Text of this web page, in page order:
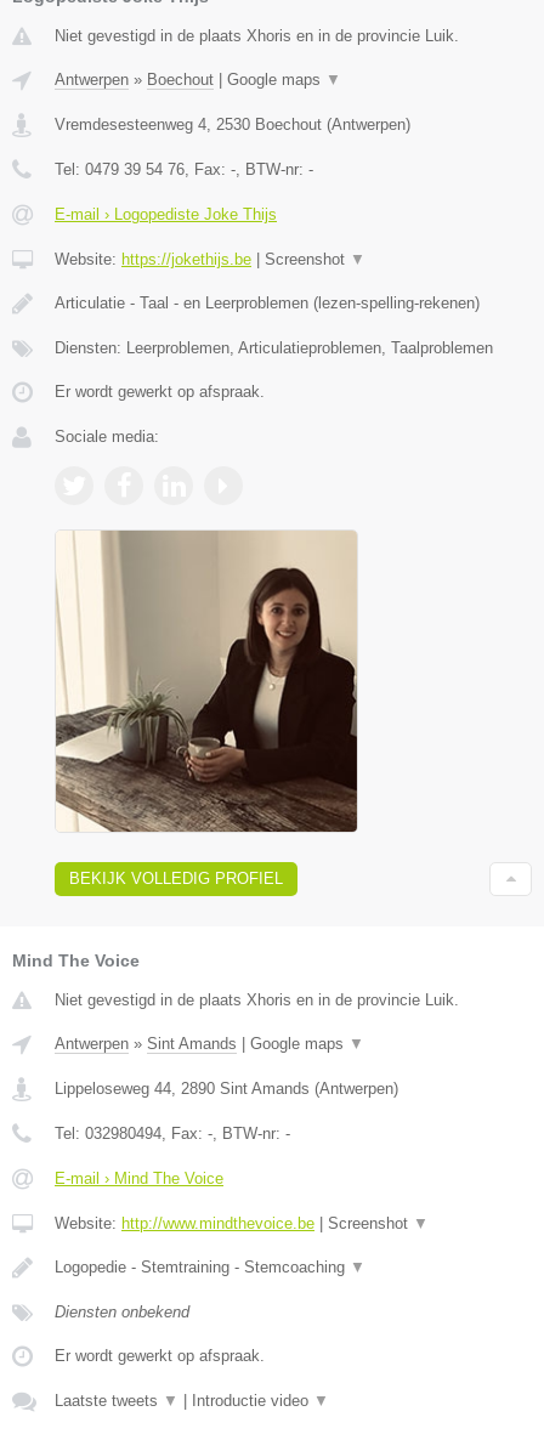
Niet gevestigd in de plaats Xhoris en in de provincie Luik.
Antwerpen » Boechout | Google maps ▼
Vremdesesteenweg 4 2530 Boechout (Antwerpen)
Tel: 0479 39 54 76 , Fax: - , BTW-nr: -
E-mail › Logopediste Joke Thijs
Website: https://jokethijs.be | Screenshot ▼
Articulatie - Taal - en Leerproblemen (lezen-spelling-rekenen)
Diensten: Leerproblemen, Articulatieproblemen, Taalproblemen
Er wordt gewerkt op afspraak.
Sociale media:
BEKIJK VOLLEDIG PROFIEL
Mind The Voice
Niet gevestigd in de plaats Xhoris en in de provincie Luik.
Antwerpen » Sint Amands | Google maps ▼
Lippeloseweg 44 2890 Sint Amands (Antwerpen)
Tel: 032980494 , Fax: - , BTW-nr: -
E-mail › Mind The Voice
Website: http://www.mindthevoice.be | Screenshot ▼
Logopedie - Stemtraining - Stemcoaching ▼
Diensten onbekend
Er wordt gewerkt op afspraak.
Laatste tweets ▼ | Introductie video ▼